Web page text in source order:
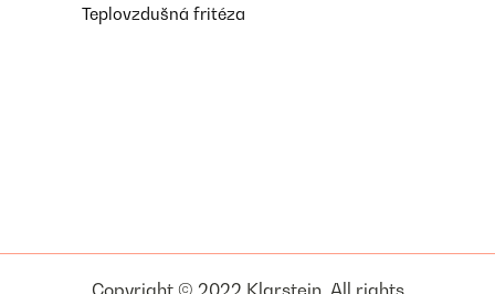
Teplovzdušná fritéza
Copyright © 2022 Klarstein. All rights